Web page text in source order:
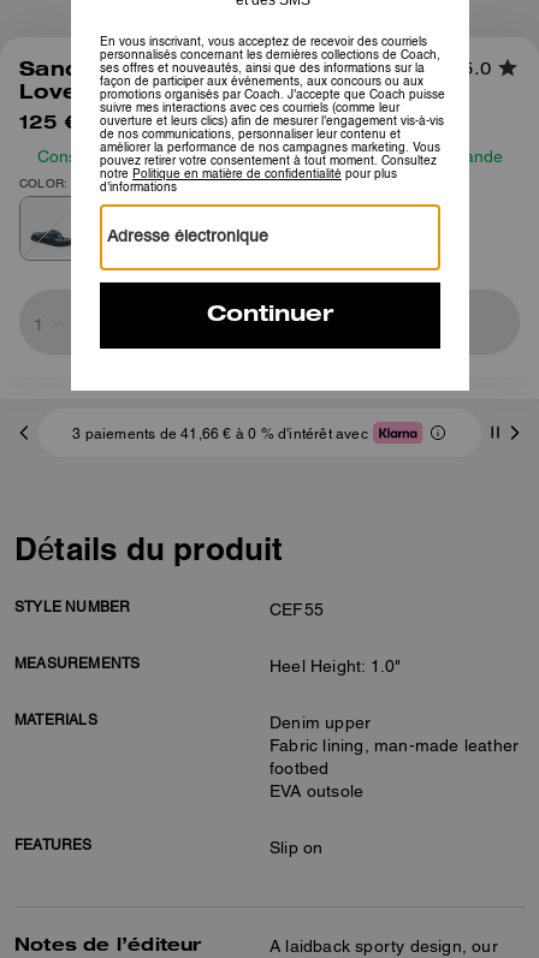
1/6
Sandale Bride Brynn En Denim
Loved
5.0
125 € 150 €
Consultez notre guide des tailles avant de passer commande
COLOR: Indigo Sombre
Sold Out
3 paiements de 41,66 € à 0 % d'intérêt avec
Détails du produit
STYLE NUMBER CEF55
MEASUREMENTS Heel Height: 1.0"
MATERIALS
Denim upper
Fabric lining, man-made leather
footbed
EVA outsole
FEATURES Slip on
Notes de l’éditeur
A laidback sporty design, our